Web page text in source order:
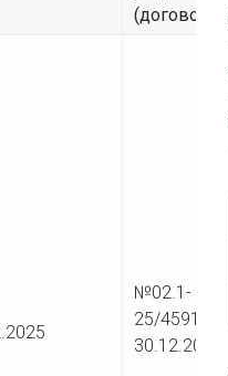
(договору)
№02.1-
25/4591
30.12.2025